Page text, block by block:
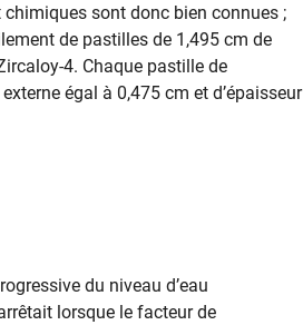
sont donc bien connues ;
de pastilles de 1,495 cm de
4. Chaque pastille de
égal à 0,475 cm et d’épaisseur
du niveau d’eau
lorsque le facteur de